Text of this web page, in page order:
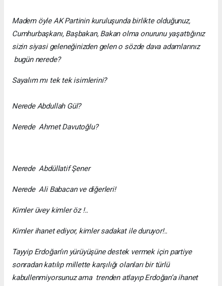
Madem öyle AK Partinin kuruluşunda birlikte olduğunuz,
Cumhurbaşkanı, Başbakan, Bakan olma onurunu yaşattığınız
sizin siyasi geleneğinizden gelen o sözde dava adamlarınız
bugün nerede?
Sayalım mı tek tek isimlerini?
Nerede Abdullah Gül?
Nerede Ahmet Davutoğlu?
Nerede Abdüllatif Şener
Nerede Ali Babacan ve diğerleri!
Kimler üvey kimler öz !..
Kimler ihanet ediyor, kimler sadakat ile duruyor!..
Tayyip Erdoğan’ın yürüyüşüne destek vermek için partiye
sonradan katılıp millette karşılığı olanları bir türlü
kabullenmiyorsunuz ama trenden atlayıp Erdoğan’a ihanet